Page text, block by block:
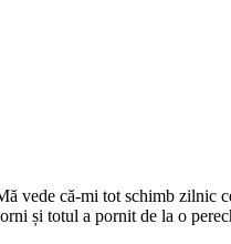
vede că-mi tot schimb
și totul a pornit de la o